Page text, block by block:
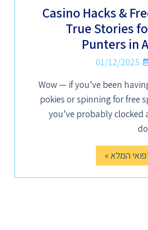
Casino Hacks &
True Stories
Punters in
01/12/2025
Wow — if you’ve been
pokies or spinning for free
you’ve probably clocked
המלא »